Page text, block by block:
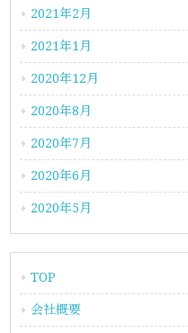
2021年2月
2021年1月
2020年12月
2020年8月
2020年7月
2020年6月
2020年5月
TOP
会社概要